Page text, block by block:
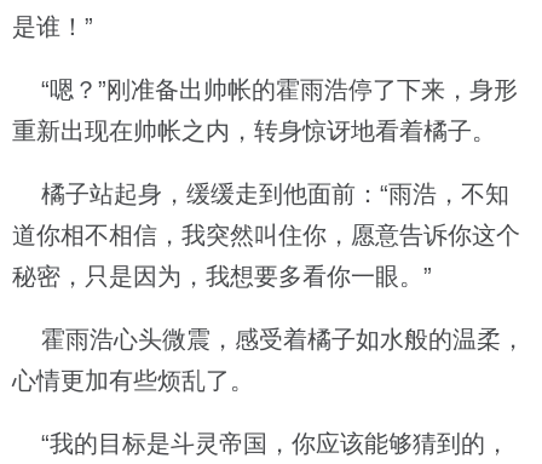
是谁！”
“嗯？”刚准备出帅帐的霍雨浩停了下来，身形
重新出现在帅帐之内，转身惊讶地看着橘子。
橘子站起身，缓缓走到他面前：“雨浩，不知
道你相不相信，我突然叫住你，愿意告诉你这个
秘密，只是因为，我想要多看你一眼。”
霍雨浩心头微震，感受着橘子如水般的温柔，
心情更加有些烦乱了。
“我的目标是斗灵帝国，你应该能够猜到的，